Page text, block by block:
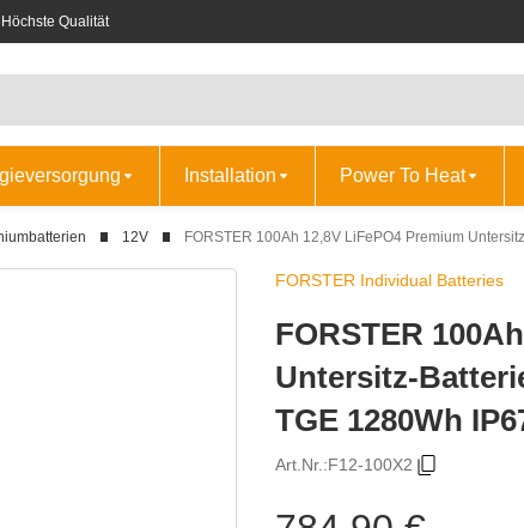
Höchste Qualität
Installation Power To Heat
12V FORSTER 100Ah 12,8V LiFePO4 Premium
FORSTER Individual Batteries
FORSTER
Untersitz-
TGE 1280Wh
Art.Nr.:F12-100X2